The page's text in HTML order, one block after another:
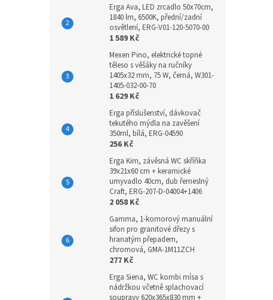
Erga Ava, LED zrcadlo 50x70cm,
1840 lm, 6500K, přední/zadní
osvětlení, ERG-V01-120-5070-00
1 589 Kč
Mexen Pino, elektrické topné
těleso s věšáky na ručníky
1405x32 mm, 75 W, černá, W301-
1405-032-00-70
1 629 Kč
Erga příslušenství, dávkovač
tekutého mýdla na zavěšení
350ml, bílá, ERG-04590
256 Kč
Erga Kim, závěsná WC skříňka
39x21x60 cm + keramické
umyvadlo 40cm, dub řemeslný
Craft, ERG-207-D-04004+1406
2 058 Kč
Gamma, 1-komorový manuální
sifon pro granitové dřezy s
hranatým přepadem,
chromová, GMA-1M11ZCH
277 Kč
Erga Siena, WC kombi mísa s
nádržkou včetně splachovací
soupravy 620x365x830 mm +